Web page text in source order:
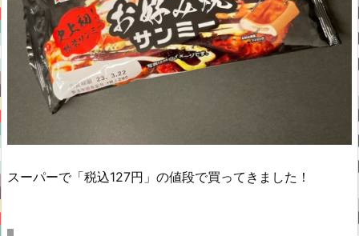
スーパーで「税込127円」の値段で買ってきました！